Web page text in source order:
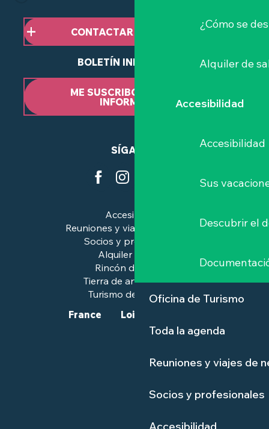
¿Cómo se
Alquiler de
Accesibilidad
Accesibilidad
Sus
Descubrir el
Oficina de Turismo
Toda la agenda
Reuniones y viajes de
Socios y profesionales
CONTACTAR CON NOSOTROS
BOLETÍN INFORMATIVO
ME SUSCRIBO AL BOLETÍN
INFORMATIVO
SÍGANOS
Accesibilidad
Reuniones y viajes de negocios
Socios y profesionales
Alquiler de salas
Rincón de prensa
Tierra de arte e historia
Turismo de calidad™.
France
Loire-Atlantique